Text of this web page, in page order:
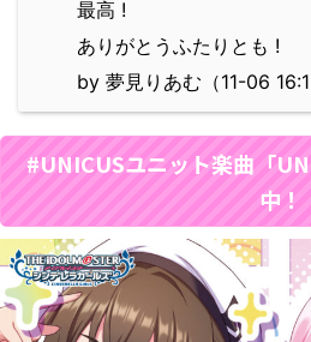
最高 !
ありがとうふたりとも !
by 夢見りあむ（11-06
#UNICUSユニット楽曲「
中！